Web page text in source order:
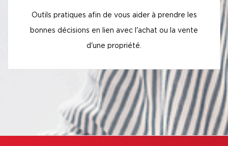
Outils pratiques afin de vous aider à prendre les
bonnes décisions en lien avec l'achat ou la vente
d'une propriété.